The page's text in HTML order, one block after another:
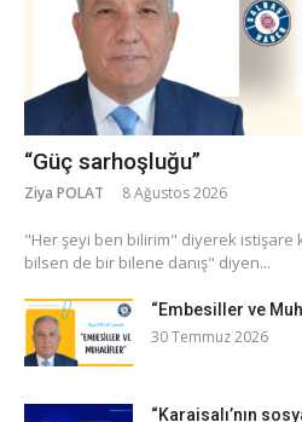
“Güç sarhoşluğu”
Ziya POLAT 8 Ağustos 2026
​"Her şeyi ben bilirim" diyerek istişare
bilsen de bir bilene danış" diyen...
“Embesiller ve
30 Temmuz 2026
“Karaisalı’nın